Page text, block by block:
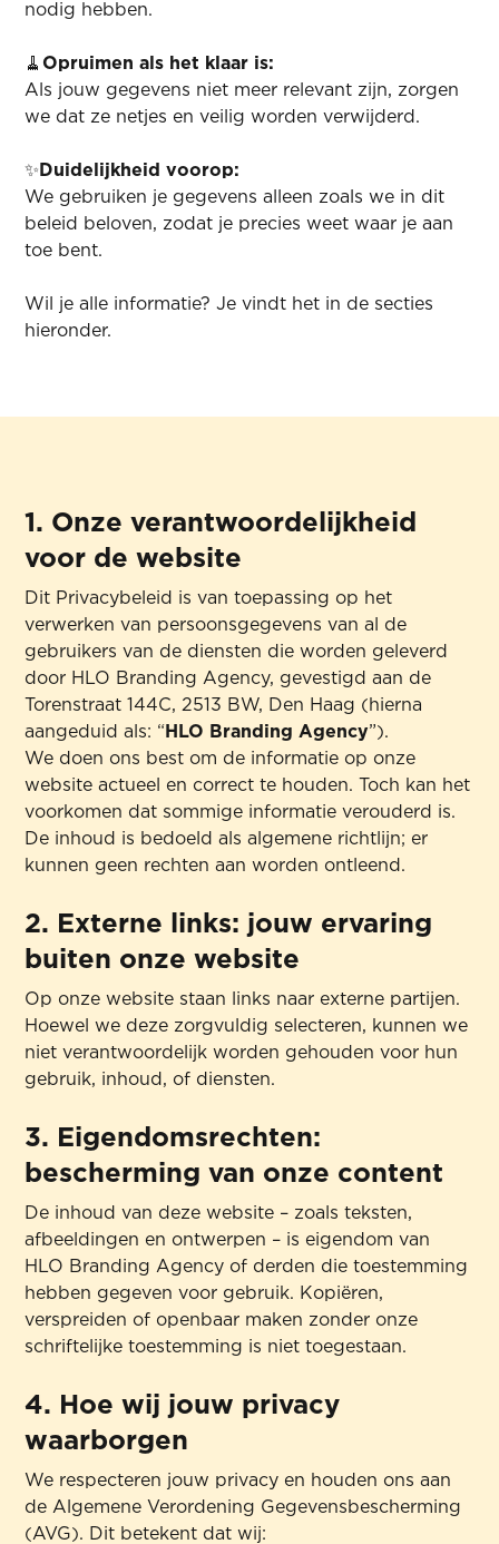
nodig hebben.
🧹 Opruimen als het klaar is:
Als jouw gegevens niet meer relevant zijn, zorgen
we dat ze netjes en veilig worden verwijderd.
✨ Duidelijkheid voorop:
We gebruiken je gegevens alleen zoals we in dit
beleid beloven, zodat je precies weet waar je aan
toe bent.
Wil je alle informatie? Je vindt het in de secties
hieronder.
1. Onze verantwoordelijkheid
voor de website
Dit Privacybeleid is van toepassing op het
verwerken van persoonsgegevens van al de
gebruikers van de diensten die worden geleverd
door HLO Branding Agency, gevestigd aan de
Torenstraat 144C, 2513 BW, Den Haag (hierna
aangeduid als: “ HLO Branding Agency”).
We doen ons best om de informatie op onze
website actueel en correct te houden. Toch kan het
voorkomen dat sommige informatie verouderd is.
De inhoud is bedoeld als algemene richtlijn; er
kunnen geen rechten aan worden ontleend.
2. Externe links: jouw ervaring
buiten onze website
Op onze website staan links naar externe partijen.
Hoewel we deze zorgvuldig selecteren, kunnen we
niet verantwoordelijk worden gehouden voor hun
gebruik, inhoud, of diensten.
3. Eigendomsrechten:
bescherming van onze content
De inhoud van deze website – zoals teksten,
afbeeldingen en ontwerpen – is eigendom van
HLO Branding Agency of derden die toestemming
hebben gegeven voor gebruik. Kopiëren,
verspreiden of openbaar maken zonder onze
schriftelijke toestemming is niet toegestaan.
4. Hoe wij jouw privacy
waarborgen
We respecteren jouw privacy en houden ons aan
de Algemene Verordening Gegevensbescherming
(AVG). Dit betekent dat wij: